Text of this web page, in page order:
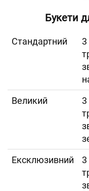
Букети
Cтандартний
3
Великий
3
Ексклюзивний
3